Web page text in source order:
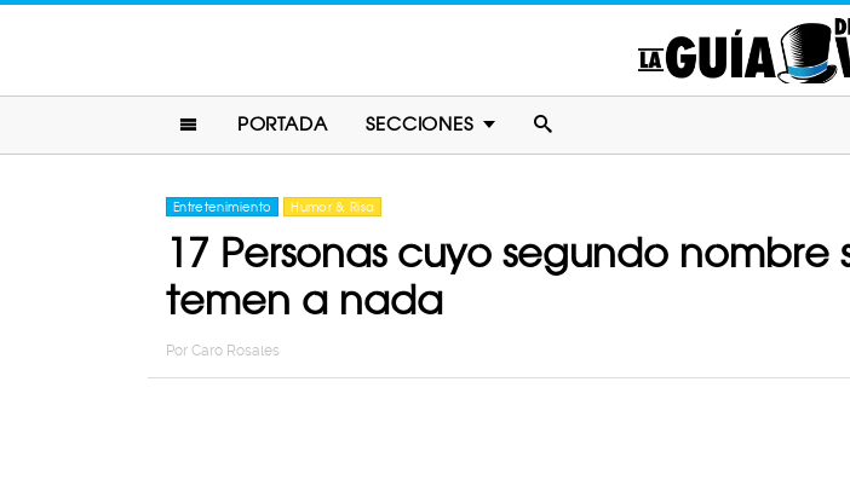
PORTADA SECCIONES
Entretenimiento Humor & Risa
17 Personas cuyo segundo nombre
temen a nada
Por Caro Rosales